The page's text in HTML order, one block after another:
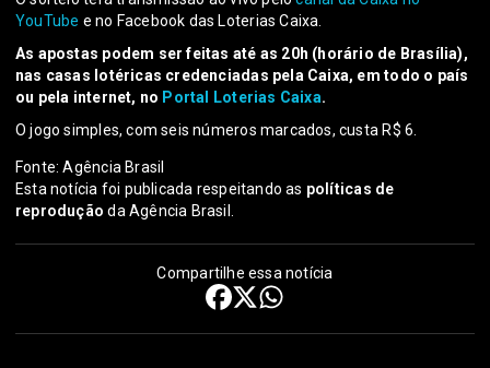
YouTube e no Facebook das Loterias Caixa.
As apostas podem ser feitas até as 20h (horário de Brasília),
nas casas lotéricas credenciadas pela Caixa, em todo o país
ou pela internet, no Portal Loterias Caixa.
O jogo simples, com seis números marcados, custa R$ 6.
Fonte: Agência Brasil
Esta notícia foi publicada respeitando as políticas de
reprodução da Agência Brasil.
Compartilhe essa notícia